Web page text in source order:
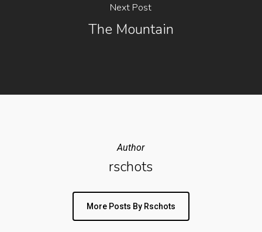
Next Post
The Mountain
Author
rschots
More Posts By Rschots